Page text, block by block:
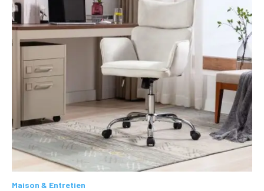
Maison & Entretien